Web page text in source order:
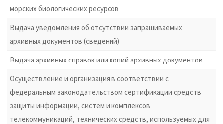
морских биологических ресурсов
Выдача уведомления об отсутствии запрашиваемых
архивных документов (сведений)
Выдача архивных справок или копий архивных документов
Осуществление и организация в соответствии с
федеральным законодательством сертификации средств
защиты информации, систем и комплексов
телекоммуникаций, технических средств, используемых для